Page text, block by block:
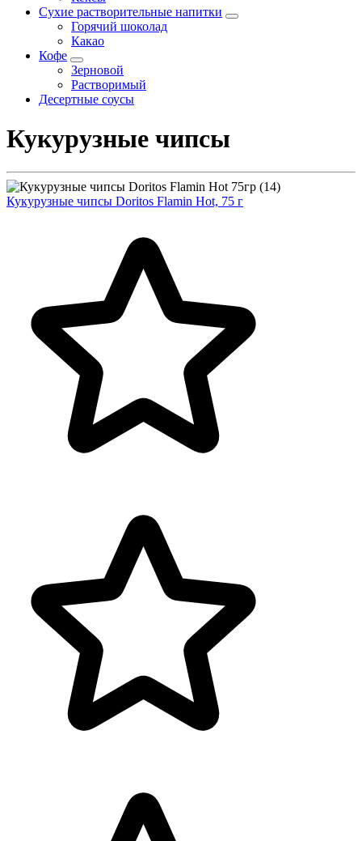
Сухие растворительные напитки
Горячий шоколад
Какао
Кофе
Зерновой
Растворимый
Десертные соусы
Кукурузные чипсы
Кукурузные чипсы Doritos Flamin Hot, 75 г